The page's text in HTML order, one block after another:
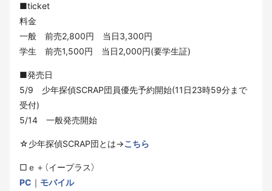
■ticket
料金
一般 前売2,800円 当日3,300円
学生 前売1,500円 当日2,000円(要学生証)
■発売日
5/9 少年探偵SCRAP団員優先予約開始(11日23時59分まで
受付)
5/14 一般発売開始
☆少年探偵SCRAP団とは→こちら
□ｅ＋（イープラス）
PC ｜ モバイル